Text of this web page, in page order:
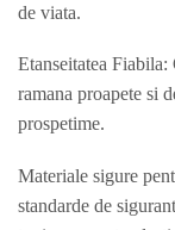
de viata.
Etanseitatea Fiabila:
ramana proapete si
prospetime.
Materiale sigure
standarde de